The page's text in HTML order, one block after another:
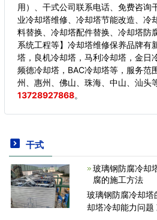
用）、干式公司联系电话、免费咨询
业冷却塔维修、冷却塔节能改造、冷
料替换、冷却塔配件替换、冷却塔防
系统工程等】冷却塔维修保养品牌有
塔，良机冷却塔，马利冷却塔，金日
频德冷却塔，BAC冷却塔等，服务范
州、惠州、佛山、珠海、中山、汕头
13728927868。
干式
玻璃钢防腐冷却
腐的施工方法
玻璃钢防腐冷却
却塔冷却能力问题 冷却塔的抗腐蚀能力是冷却